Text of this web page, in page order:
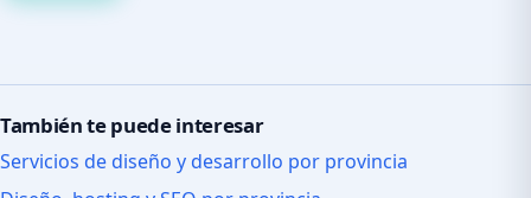
También te puede interesar
Servicios de diseño y desarrollo por provincia